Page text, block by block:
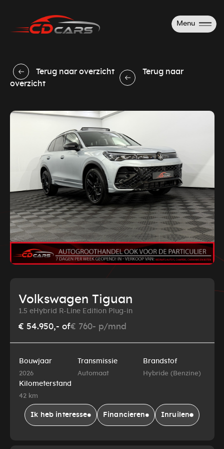
Menu
Terug naar overzicht
Terug naar
overzicht
Volkswagen Tiguan
1.5 eHybrid R-Line Edition Plug-in
€ 54.950,- of€ 760- p/mnd
Bouwjaar
2026
Transmissie
Automaat
Brandstof
Hybride (Benzine)
Kilometerstand
42 km
Ik heb interesse Financieren Inruilen